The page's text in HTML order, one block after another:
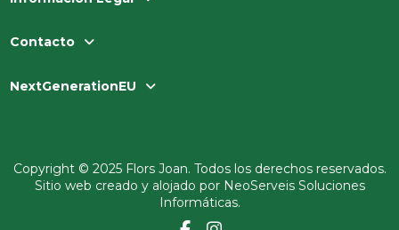
Contacto
NextGenerationEU
Copyright © 2025 Flors Joan. Todos los derechos reservados.
Sitio web creado y alojado por NeoServeis Soluciones
Informáticas.